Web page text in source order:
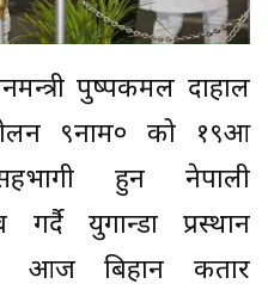
पुष्पकमल दाहाल
९नाम० को १९औँ
हुन नेपाली
गर्दै युगान्डा प्रस्थान
आज बिहान कतार